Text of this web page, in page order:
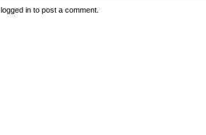
logged into post a comment.